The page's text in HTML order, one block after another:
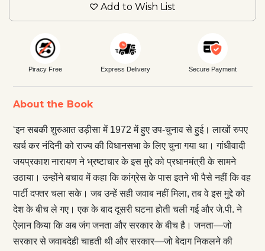
Add to Wish List
Piracy Free Express Delivery Secure Payment
About the Book
‘इन सबकी शुरुआत उड़ीसा में 1972 में हुए उप-चुनाव से हुई। लाखों रुपए
खर्च कर नंदिनी को राज्य की विधानसभा के लिए चुना गया था। गांधीवादी
जयप्रकाश नारायण ने भ्रष्टाचार के इस मुद्दे को प्रधानमंत्री के सामने
उठाया। उन्होंने बचाव में कहा कि कांग्रेस के पास इतने भी पैसे नहीं कि वह
पार्टी दफ्तर चला सके। जब उन्हें सही जवाब नहीं मिला, तब वे इस मुद्दे को
देश के बीच ले गए। एक के बाद दूसरी घटना होती चली गई और जे.पी. ने
ऐलान किया कि अब जंग जनता और सरकार के बीच है। जनता—जो
सरकार से जवाबदेही चाहती थी और सरकार—जो बेदाग निकलने की